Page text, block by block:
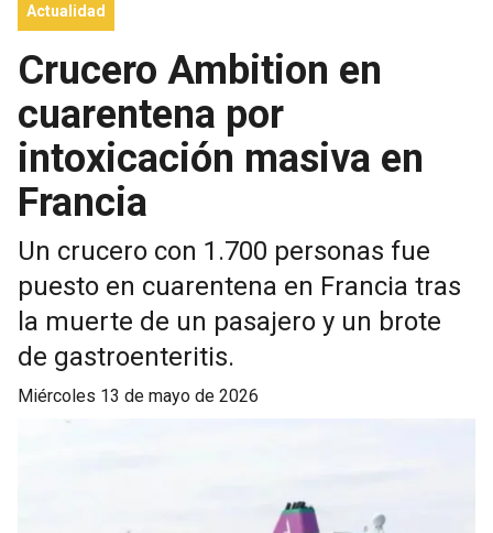
Actualidad
Crucero Ambition en
cuarentena por
intoxicación masiva en
Francia
Un crucero con 1.700 personas fue
puesto en cuarentena en Francia tras
la muerte de un pasajero y un brote
de gastroenteritis.
miércoles 13 de mayo de 2026